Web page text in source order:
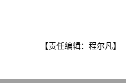
【责任编辑：程尔凡】